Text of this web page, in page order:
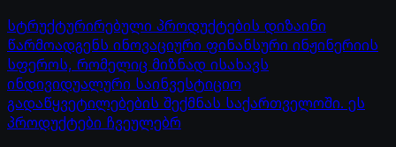
სტრუქტურირებული პროდუქტების დიზაინი
წარმოადგენს ინოვაციური ფინანსური ინჟინერიის
სფეროს, რომელიც მიზნად ისახავს
ინდივიდუალური საინვესტიციო
გადაწყვეტილებების შექმნას საქართველოში. ეს
პროდუქტები ჩვეულებრ